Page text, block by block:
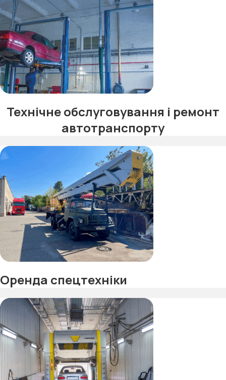
Технічне обслуговування і ремонт
автотранспорту
Оренда спецтехніки